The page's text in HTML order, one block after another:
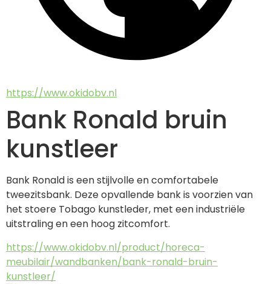
https://www.okidobv.nl
Bank Ronald bruin
kunstleer
Bank Ronald is een stijlvolle en comfortabele
tweezitsbank. Deze opvallende bank is voorzien van
het stoere Tobago kunstleder, met een industriële
uitstraling en een hoog zitcomfort.
https://www.okidobv.nl/product/horeca-
meubilair/wandbanken/bank-ronald-bruin-
kunstleer/